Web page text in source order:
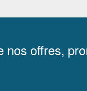
nos offres,